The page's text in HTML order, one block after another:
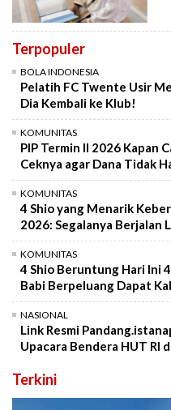
Terpopuler
BOLA INDONESIA
Pelatih FC Twente Usir
Dia Kembali ke Klub!
KOMUNITAS
PIP Termin II 2026 Kapan
Ceknya agar Dana Tidak
KOMUNITAS
4 Shio yang Menarik
2026: Segalanya Berjalan
KOMUNITAS
4 Shio Beruntung Hari Ini
Babi Berpeluang Dapat
NASIONAL
Link Resmi
Upacara Bendera HUT RI
Terkini